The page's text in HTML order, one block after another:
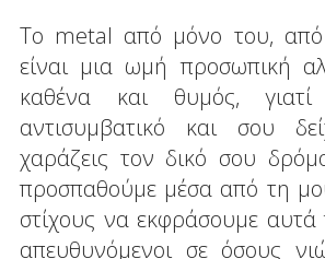
Το metal από μόνο του,
είναι μια ωμή προσωπική
καθένα και θυμός, γιατί
αντισυμβατικό και σου
χαράζεις τον δικό σου
προσπαθούμε μέσα από τη
στίχους να εκφράσουμε
απευθυνόμενοι σε όσους